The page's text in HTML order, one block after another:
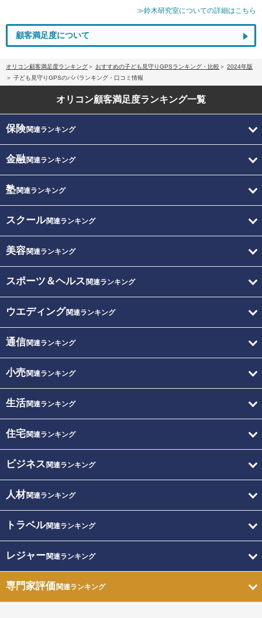
≫鈴木研究室についての詳細はこちら
顧客満足度について
オリコン顧客満足度ランキング おすすめの子ども見守りGPSランキング・比較
2024年版
子ども見守りGPSのパパランキング・口コミ情報
オリコン顧客満足度ランキング一覧
保険関連ランキング
金融関連ランキング
塾関連ランキング
スクール関連ランキング
美容関連ランキング
スポーツ＆ヘルス 関連ランキング
ウエディング関連ランキング
通信関連ランキング
小売関連ランキング
生活関連ランキング
住宅関連ランキング
ビジネス 関連ランキング
人材関連ランキング
トラベル関連ランキング
レジャー関連ランキング
専門家評価関連ランキング